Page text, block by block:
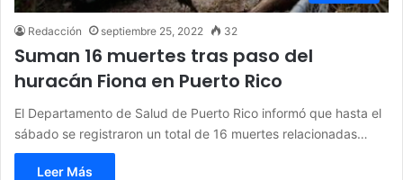
Redacción septiembre 25, 2022 32
Suman 16 muertes tras paso del
huracán Fiona en Puerto Rico
El Departamento de Salud de Puerto Rico informó que hasta el
sábado se registraron un total de 16 muertes relacionadas…
Leer Más